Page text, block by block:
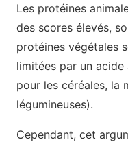
Les protéines
des scores élevés,
protéines végétales
limitées par un
pour les céréales, la
légumineuses).
Cependant, cet